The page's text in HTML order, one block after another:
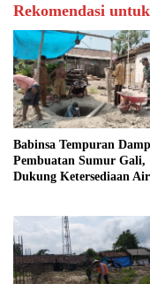
Rekomendasi
Babinsa Tempuran
Pembuatan Sumur Gali,
Dukung Ketersediaan